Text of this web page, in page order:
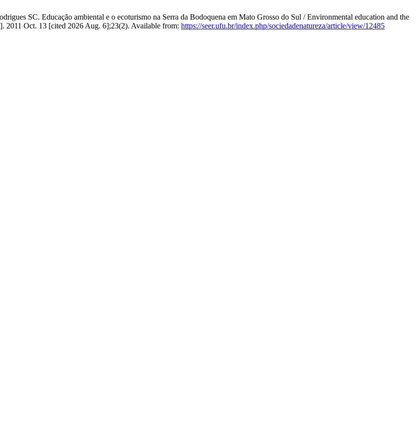
SC. Educação ambiental e o ecoturismo na Serra da Bodoquena em Mato Grosso do Sul / Environmental education and the
2011 Oct. 13 [cited 2026 Aug. 6];23(2). Available from: https://seer.ufu.br/index.php/sociedadenatureza/article/view/12485